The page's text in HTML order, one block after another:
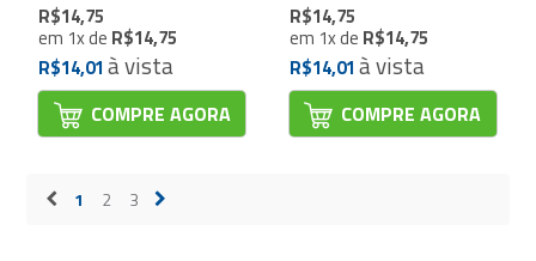
R$14,75
em 1xde R$14,75
R$14,01 à vista
COMPRE AGORA
R$14,75
em 1xde R$14,75
R$14,01 à vista
COMPRE AGORA
1 2 3